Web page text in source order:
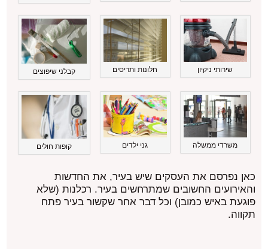
שירותי ניקיון חלונות ותריסים קבלני שיפוצים
משרדי ממשלה גני ילדים קופות חולים
כאן נפרסם את העסקים שיש בעיר, את החדשות
והאירועים החשובים שמתרחשים בעיר. רכלנות (שלא
פוגעת באיש כמובן) וכל דבר אחר שקשור בעיר פתח
תקווה.